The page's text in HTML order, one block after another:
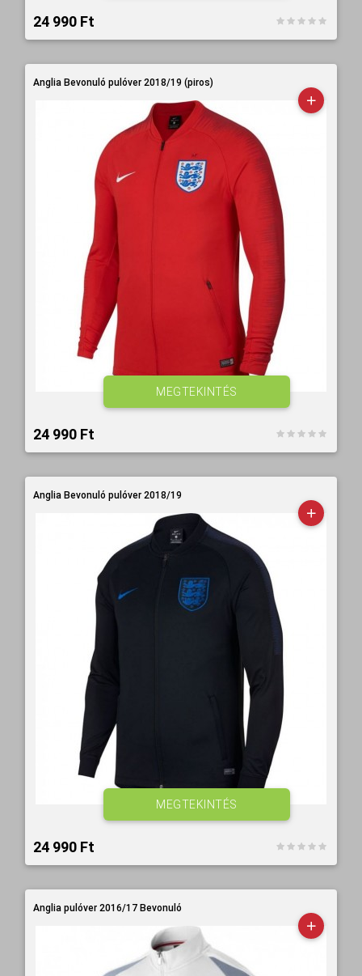
24 990 Ft‎
Anglia Bevonuló pulóver 2018/19 (piros)
24 990 Ft‎
MEGTEKINTÉS
Anglia Bevonuló pulóver 2018/19
24 990 Ft‎
MEGTEKINTÉS
Anglia pulóver 2016/17 Bevonuló